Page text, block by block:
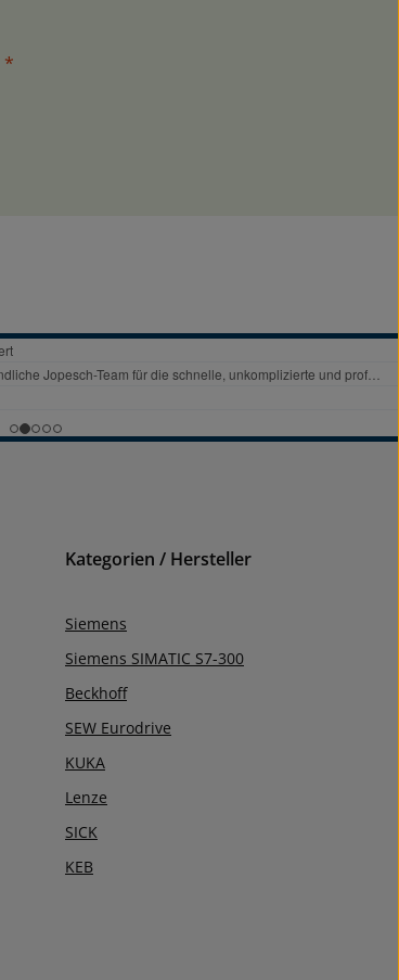
*
Kategorien / Hersteller
Siemens
Siemens SIMATIC S7-300
Beckhoff
SEW Eurodrive
KUKA
Lenze
SICK
KEB